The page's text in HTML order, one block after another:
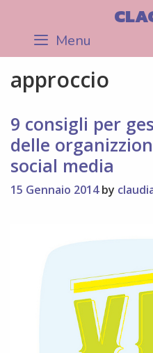
content Menu
approccio
9 consigli per
delle
social media
15 Gennaio 2014 by